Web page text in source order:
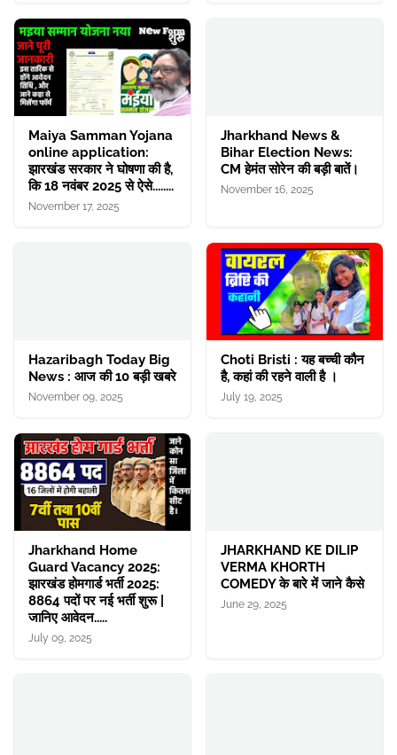
Maiya Samman Yojana
online application:
झारखंड सरकार ने घोषणा की है,
कि 18 नवंबर 2025 से ऐसे........
November 17, 2025
Jharkhand News &
Bihar Election News:
CM हेमंत सोरेन की बड़ी बातें।
November 16, 2025
Hazaribagh Today Big
News : आज की 10 बड़ी खबरे
November 09, 2025
Choti Bristi : यह बच्ची कौन
है, कहां की रहने वाली है ।
July 19, 2025
Jharkhand Home
Guard Vacancy 2025:
झारखंड होमगार्ड भर्ती 2025:
8864 पदों पर नई भर्ती शुरू |
जानिए आवेदन.....
July 09, 2025
JHARKHAND KE DILIP
VERMA KHORTH
COMEDY के बारे में जाने कैसे
June 29, 2025